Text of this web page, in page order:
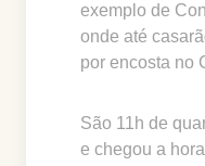
exemplo de
onde até
por encosta no
São 11h de
e chegou a